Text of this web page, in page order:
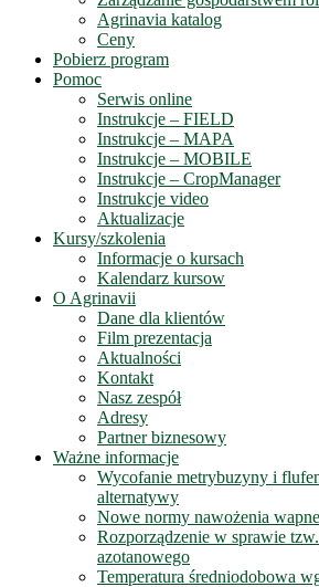
Agrinavia katalog
Ceny
Pobierz program
Pomoc
Serwis online
Instrukcje – FIELD
Instrukcje – MAPA
Instrukcje – MOBILE
Instrukcje – CropManager
Instrukcje video
Aktualizacje
Kursy/szkolenia
Informacje o kursach
Kalendarz kursow
O Agrinavii
Dane dla klientów
Film prezentacja
Aktualności
Kontakt
Nasz zespół
Adresy
Partner biznesowy
Ważne informacje
Wycofanie metrybuzyny i
alternatywy
Nowe normy nawożenia
Rozporządzenie w sprawie
azotanowego
Temperatura średniodobowa